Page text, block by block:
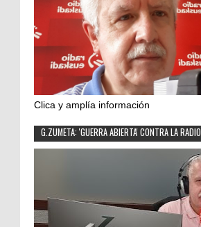
Clica y amplía información
G.ZUMETA: 'GUERRA ABIERTA' CONTRA LA RADIO